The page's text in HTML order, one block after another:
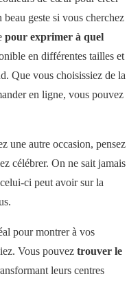
geste si vous cherchez
pour exprimer à quel
en différentes tailles et
Que vous choisissiez de la
en ligne, vous pouvez
une autre occasion, pensez
célébrer. On ne sait jamais
ci peut avoir sur la
pour montrer à vos
Vous pouvez trouver le
leurs centres